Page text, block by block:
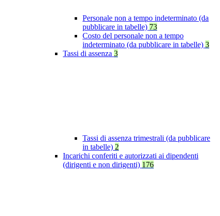
Personale non a tempo indeterminato (da
pubblicare in tabelle) 73
Costo del personale non a tempo
indeterminato (da pubblicare in tabelle) 3
Tassi di assenza 3
Tassi di assenza trimestrali (da pubblicare
in tabelle) 2
Incarichi conferiti e autorizzati ai dipendenti
(dirigenti e non dirigenti) 176